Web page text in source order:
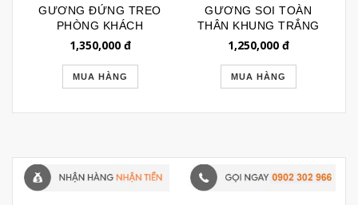
GƯƠNG ĐỨNG TREO
PHÒNG KHÁCH
KHUNG ĐEN TRƠN
1,350,000đ
MUA HÀNG
GƯƠNG SOI TOÀN
THÂN KHUNG TRẮNG
HỌA TIẾT NỔI
1,250,000đ
MUA HÀNG